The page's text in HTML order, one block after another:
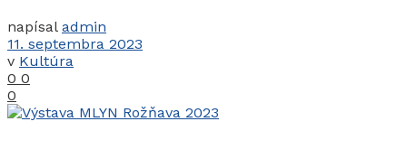
napísal admin
11. septembra 2023
v Kultúra
0 0
0